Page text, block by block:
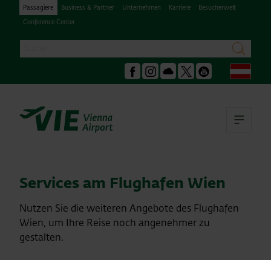
Passagiere Business & Partner Unternehmen Karriere
Besucherwelt
Conference Center
suchen
Facebook
Instagram
Podcast Youtube
Services am Flughafen Wien
Nutzen Sie die weiteren Angebote des Flughafen
Wien, um Ihre Reise noch angenehmer zu
gestalten.